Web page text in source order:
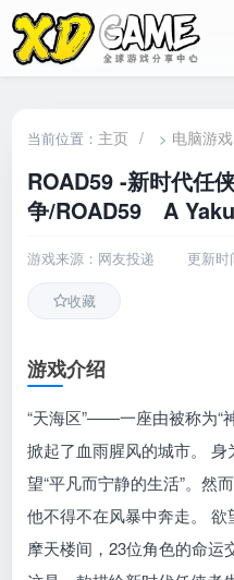
当前位置： 主页 / > 电脑游戏
ROAD59 -新时代任
争/ROAD59 A
游戏来源：网友投递 更新时
收藏
游戏介绍
“天海区”——一座由被称为“
掀起了血雨腥风的城市。
望“平凡而宁静的生活”。然
他不得不在风暴中奔走。
摩天楼间，23位角色的命运